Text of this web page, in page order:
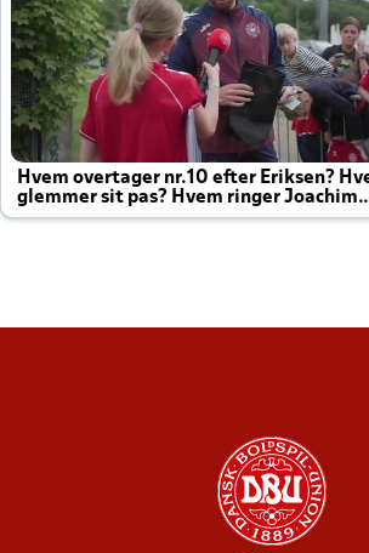
Hvem overtager nr.10 efter Eriksen?
glemmer sit pas? Hvem ringer Joachim
altid til efter kampe?